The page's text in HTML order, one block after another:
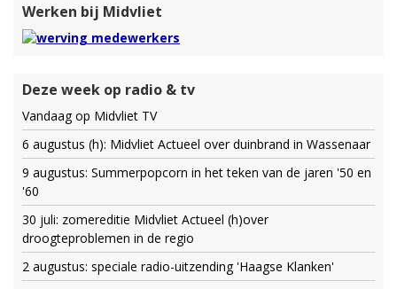
Werken bij Midvliet
Deze week op radio & tv
Vandaag op Midvliet TV
6 augustus (h): Midvliet Actueel over duinbrand in Wassenaar
9 augustus: Summerpopcorn in het teken van de jaren '50 en
'60
30 juli: zomereditie Midvliet Actueel (h)over
droogteproblemen in de regio
2 augustus: speciale radio-uitzending 'Haagse Klanken'